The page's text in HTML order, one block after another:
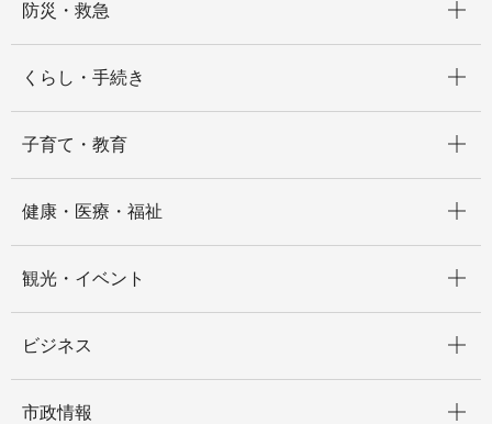
防災・救急
くらし・手続き
子育て・教育
健康・医療・福祉
観光・イベント
ビジネス
市政情報